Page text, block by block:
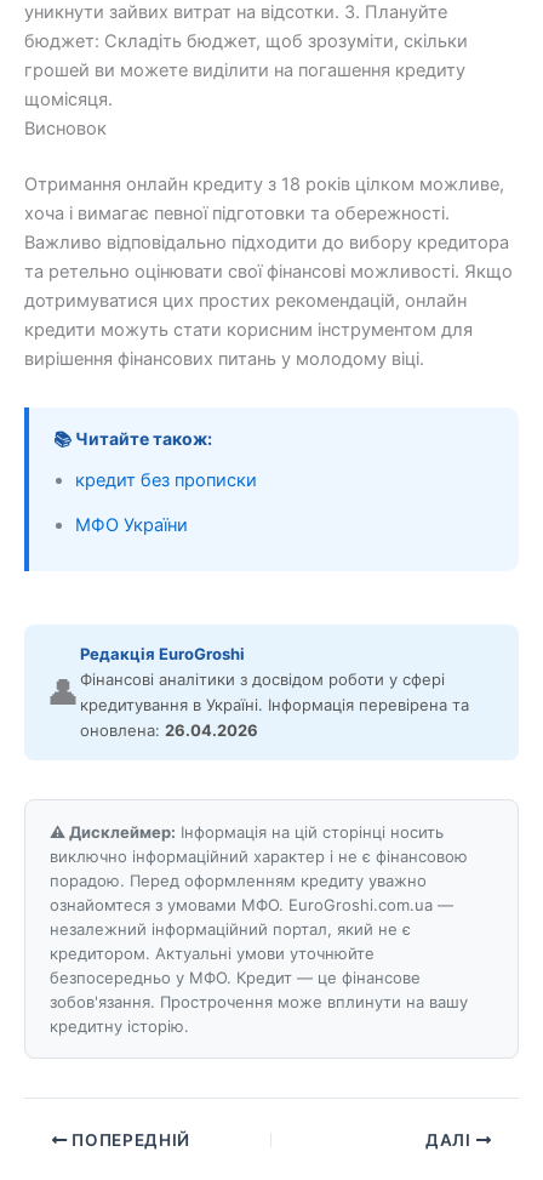
уникнути зайвих витрат на відсотки. 3. Плануйте
бюджет: Складіть бюджет, щоб зрозуміти, скільки
грошей ви можете виділити на погашення кредиту
щомісяця.
Висновок
Отримання онлайн кредиту з 18 років цілком можливе,
хоча і вимагає певної підготовки та обережності.
Важливо відповідально підходити до вибору кредитора
та ретельно оцінювати свої фінансові можливості. Якщо
дотримуватися цих простих рекомендацій, онлайн
кредити можуть стати корисним інструментом для
вирішення фінансових питань у молодому віці.
📚 Читайте також:
кредит без прописки
МФО України
👤
Редакція EuroGroshi
Фінансові аналітики з досвідом роботи у сфері
кредитування в Україні. Інформація перевірена та
оновлена: 26.04.2026
⚠️ Дисклеймер: Інформація на цій сторінці носить
виключно інформаційний характер і не є фінансовою
порадою. Перед оформленням кредиту уважно
ознайомтеся з умовами МФО. EuroGroshi.com.ua —
незалежний інформаційний портал, який не є
кредитором. Актуальні умови уточнюйте
безпосередньо у МФО. Кредит — це фінансове
зобов'язання. Прострочення може вплинути на вашу
кредитну історію.
ПОПЕРЕДНІЙ ДАЛІ